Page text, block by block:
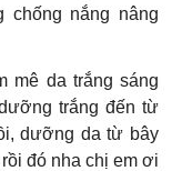
chống nắng nâng
mê da trắng sáng
trắng đến từ
dưỡng da từ bây
đó nha chị em ơi